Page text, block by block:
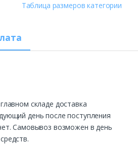
Таблица размеров категории
складе доставка
день после поступления
Самовывоз возможен в день